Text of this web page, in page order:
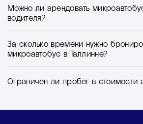
Можно ли арендовать
водителя?
За сколько времени нужно
микроавтобус в Таллинне?
Ограничен ли пробег в стоимости